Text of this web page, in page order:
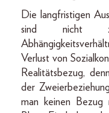
Die langfristigen
sind nicht zu
Verlust von
Realitätsbezug,
der
man keinen Bezug